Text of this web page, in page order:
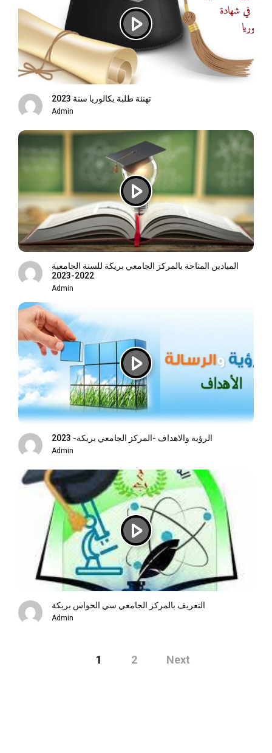
تهنئة طلبة بكالوريا سنة 2023
Admin
الميادين المتاحة بالمركز الجامعي بريكة للسنة الجامعية
2022-2023
Admin
الرؤية والاهداف -المركز الجامعي بريكة- 2023
Admin
التعريف بالمركز الجامعي سي الحواس بريكة
Admin
1 2 Next